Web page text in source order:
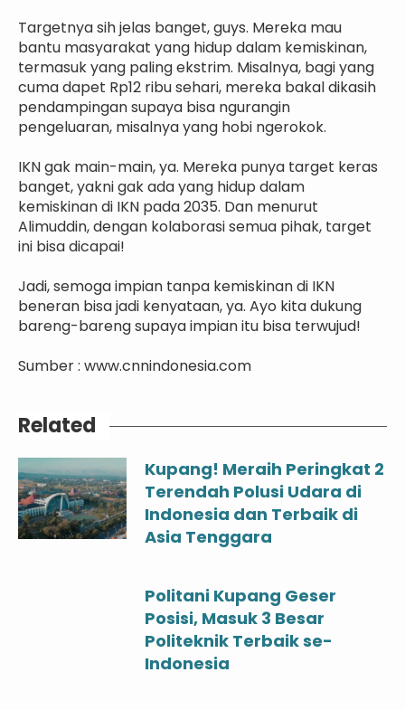
Targetnya sih jelas banget, guys. Mereka mau
bantu masyarakat yang hidup dalam kemiskinan,
termasuk yang paling ekstrim. Misalnya, bagi yang
cuma dapet Rp12 ribu sehari, mereka bakal dikasih
pendampingan supaya bisa ngurangin
pengeluaran, misalnya yang hobi ngerokok.
IKN gak main-main, ya. Mereka punya target keras
banget, yakni gak ada yang hidup dalam
kemiskinan di IKN pada 2035. Dan menurut
Alimuddin, dengan kolaborasi semua pihak, target
ini bisa dicapai!
Jadi, semoga impian tanpa kemiskinan di IKN
beneran bisa jadi kenyataan, ya. Ayo kita dukung
bareng-bareng supaya impian itu bisa terwujud!
Sumber : www.cnnindonesia.com
Related
Kupang! Meraih Peringkat 2
Terendah Polusi Udara di
Indonesia dan Terbaik di
Asia Tenggara
Politani Kupang Geser
Posisi, Masuk 3 Besar
Politeknik Terbaik se-
Indonesia